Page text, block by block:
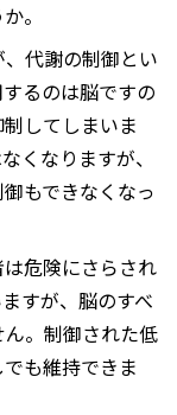
。
、代謝の制御とい
るのは脳ですの
してしまいま
くなりますが、
もできなくなっ
危険にさらされ
すが、脳のすべ
。制御された低
も維持できま